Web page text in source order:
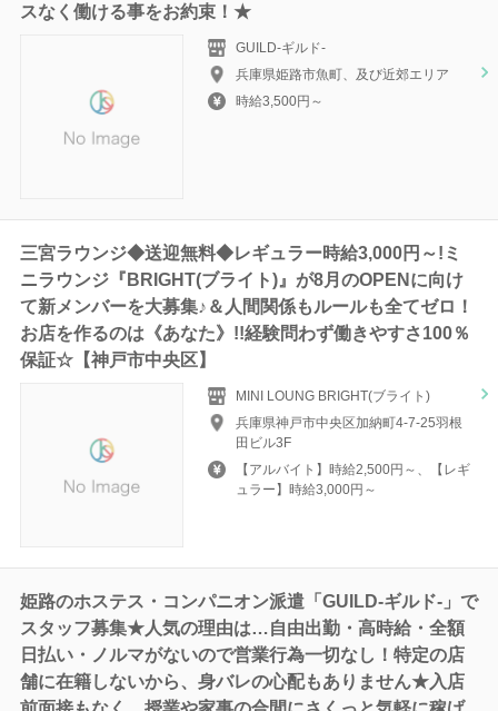
スなく働ける事をお約束！★
GUILD-ギルド‐
兵庫県姫路市魚町、及び近郊エリア
時給3,500円～
三宮ラウンジ◆送迎無料◆レギュラー時給3,000円～!ミ
ニラウンジ『BRIGHT(ブライト)』が8月のOPENに向け
て新メンバーを大募集♪＆人間関係もルールも全てゼロ！
お店を作るのは《あなた》!!経験問わず働きやすさ100％
保証☆【神戸市中央区】
MINI LOUNG BRIGHT(ブライト)
兵庫県神戸市中央区加納町4-7-25羽根
田ビル3F
【アルバイト】時給2,500円～、【レギ
ュラー】時給3,000円～
姫路のホステス・コンパニオン派遣「GUILD-ギルド‐」で
スタッフ募集★人気の理由は…自由出勤・高時給・全額
日払い・ノルマがないので営業行為一切なし！特定の店
舗に在籍しないから、身バレの心配もありません★入店